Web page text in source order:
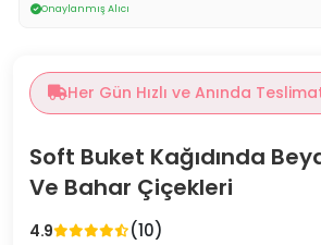
Onaylanmış Alıcı
Her Gün Hızlı ve Anında
Soft Buket Kağıdında
Ve Bahar Çiçekleri
4.9 (10)